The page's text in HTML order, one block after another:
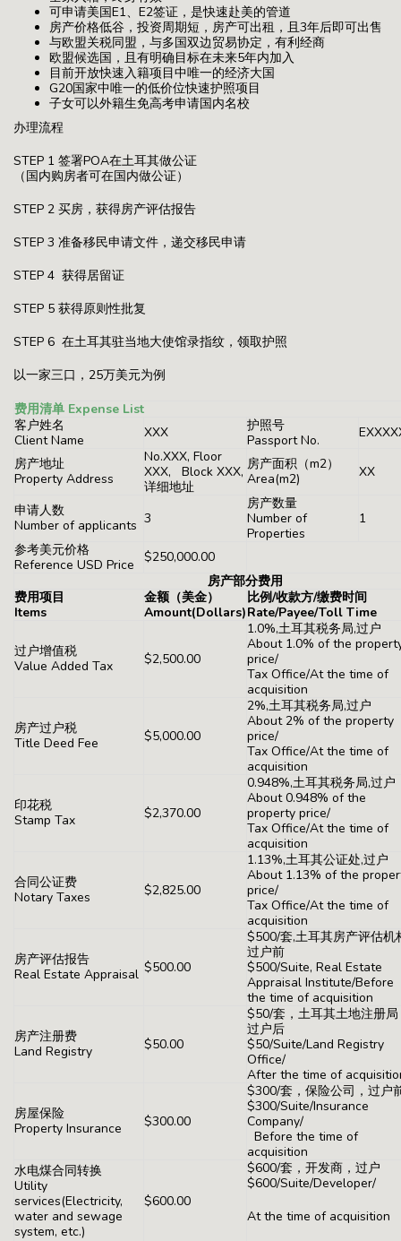
可申请美国E1、E2签证，是快速赴美的管道
房产价格低谷，投资周期短，房产可出租，且3年后即可出售
与欧盟关税同盟，与多国双边贸易协定，有利经商
欧盟候选国，且有明确目标在未来5年内加入
目前开放快速入籍项目中唯一的经济大国
G20国家中唯一的低价位快速护照项目
子女可以外籍生免高考申请国内名校
办理流程
STEP 1 签署POA在土耳其做公证
（国内购房者可在国内做公证）
STEP 2 买房，获得房产评估报告
STEP 3 准备移民申请文件，递交移民申请
STEP 4 获得居留证
STEP 5 获得原则性批复
STEP 6 在土耳其驻当地大使馆录指纹，领取护照
以一家三口，25万美元为例
费用清单 Expense List
客户姓名
Client Name
XXX
护照号
Passport No.
房产地址
Property Address
No.XXX, Floor
XXX, Block XXX,
详细地址
房产面积（m2）
Area(m2)
XX
申请人数
Number of applicants 3
房产数量
Number of
Properties
1
参考美元价格
Reference USD Price
$250,000.00
房产部分费用
费用项目
Items
金额（美金）
Amount(Dollars)
比例/收款方/缴费时间
Rate/Payee/Toll Time
过户增值税
Value Added Tax
$2,500.00
1.0%,土耳其税务局,过户
About 1.0% of the
price/
Tax Office/At the time of
acquisition
房产过户税
Title Deed Fee
$5,000.00
2%,土耳其税务局,过户
About 2% of the property
price/
Tax Office/At the time of
acquisition
印花税
Stamp Tax
$2,370.00
0.948%,土耳其税务局,过户
About 0.948% of the
property price/
Tax Office/At the time of
acquisition
合同公证费
Notary Taxes
$2,825.00
1.13%,土耳其公证处,过户
About 1.13% of the
price/
Tax Office/At the time of
acquisition
房产评估报告
Real Estate Appraisal $500.00
$500/套,土耳其房产评估机
过户前
$500/Suite, Real Estate
Appraisal Institute/Before
the time of acquisition
房产注册费
Land Registry
$50.00
$50/套，土耳其土地注册
过户后
$50/Suite/Land Registry
Office/
After the time of
房屋保险
Property Insurance
$300.00
$300/套，保险公司，过户
$300/Suite/Insurance
Company/
Before the time of
acquisition
水电煤合同转换
Utility
services(Electricity,
water and sewage
system, etc.)
$600.00
$600/套，开发商，过户
$600/Suite/Developer/
At the time of acquisition